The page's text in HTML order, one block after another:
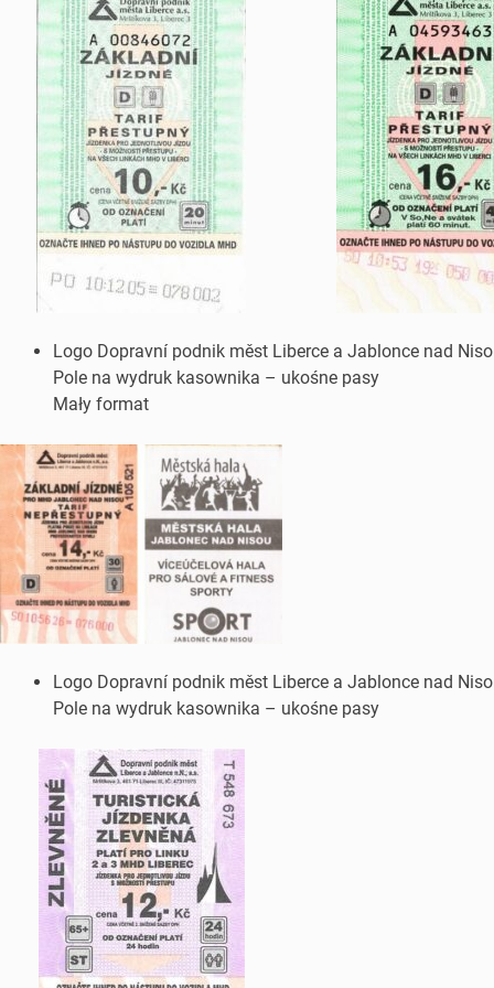
Logo Dopravní podnik měst Liberce a Jablonce nad
Pole na wydruk kasownika – ukośne pasy
Mały format
Logo Dopravní podnik měst Liberce a Jablonce nad
Pole na wydruk kasownika – ukośne pasy